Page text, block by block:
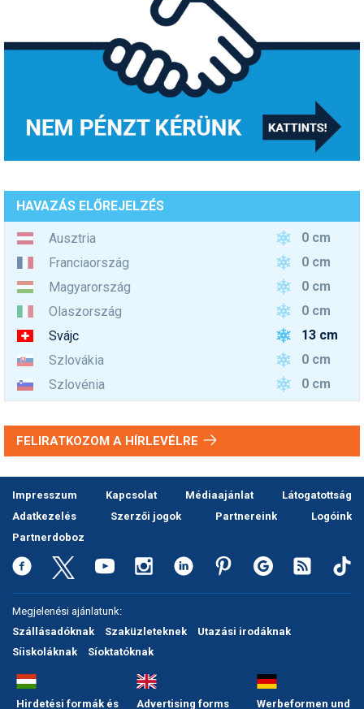
HAVAZÁS ELŐREJELZÉS
Ausztria
0 cm
Franciaország
0 cm
Magyarország
0 cm
Olaszország
0 cm
Svájc
13 cm
Szlovákia
0 cm
Szlovénia
0 cm
FELIRATKOZOM A HÍRLEVÉLRE
Impresszum Kapcsolat Médiaajánlat
Látogatottság
Adatkezelés
Szerzői jogok Partnereink
Logóink
Partnerdoboz
Megjelenési ajánlatunk:
Szállásadóknak
Szaküzleteknek
Utazási irodáknak
Síiskoláknak
Síoktatóknak
Hirdetési formák és Advertising forms Werbeformen und